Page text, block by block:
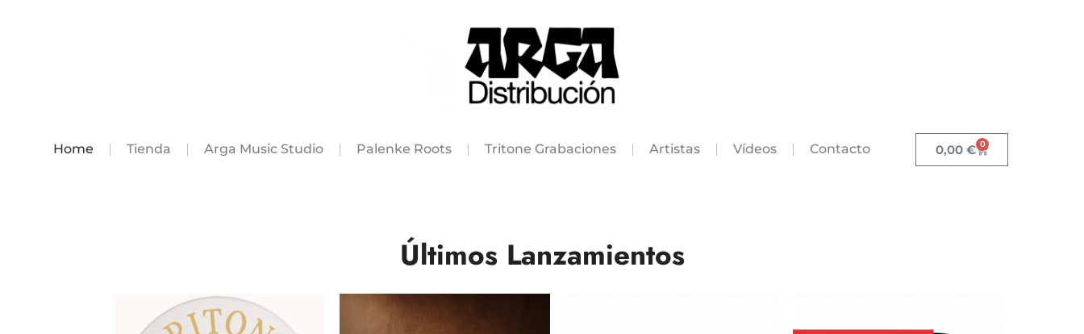
Home Tienda Arga Music Studio Palenke Roots Tritone Grabaciones Artistas Vídeos Contacto 0,00€ 0
Últimos Lanzamientos